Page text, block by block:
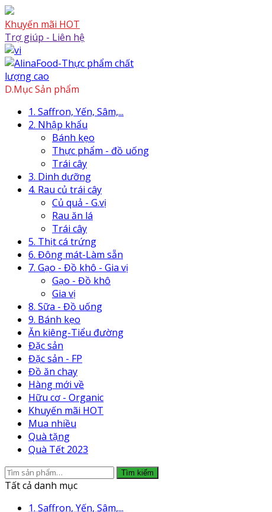
Skip
to
content
Skip
to
content
Khuyến mãi HOT
Trợ giúp - Liên hệ
D.Mục Sản phẩm
1. Saffron, Yến, Sâm,...
2. Nhập khẩu
Bánh kẹo
Thực phẩm - đồ uống
Trái cây
3. Dinh dưỡng
4. Rau củ trái cây
Củ quả - G.vị
Rau ăn lá
Trái cây
5. Thịt cá trứng
6. Đông mát-Làm sẵn
7. Gạo - Đồ khô - Gia vị
Gạo - Đồ khô
Gia vị
8. Sữa - Đồ uống
9. Bánh kẹo
Ăn kiêng-Tiểu đường
Đặc sản
Đặc sản - FP
Đồ ăn chay
Hàng mới về
Hữu cơ - Organic
Khuyến mãi HOT
Mua nhiều
Quà tặng
Quà Tết 2023
Tìm
kiếm:
Tìm kiếm
Tất cả danh mục
1. Saffron, Yến, Sâm,...